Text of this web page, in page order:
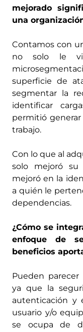
mejorado
una
Contamos con
no solo le
superficie de
segmentar la
identificar
permitió
trabajo.
Con lo que al
solo mejoró
mejoró en la
a quién le
dependencias.
¿Cómo se
enfoque de
beneficios
Pueden
ya que la
autenticación y
usuario y/o
se ocupa de